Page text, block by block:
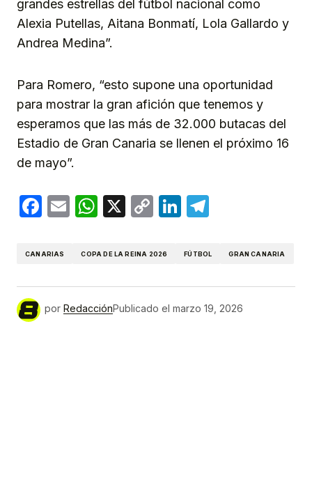
grandes estrellas del fútbol nacional como
Alexia Putellas, Aitana Bonmatí, Lola Gallardo y
Andrea Medina”.
Para Romero, “esto supone una oportunidad
para mostrar la gran afición que tenemos y
esperamos que las más de 32.000 butacas del
Estadio de Gran Canaria se llenen el próximo 16
de mayo”.
Facebook
EmailWhatsApp
X
CopyLinkedIn
CANARIAS COPA DE LA REINA 2026 FÚTBOL GRAN CANARIA
por RedacciónPublicado el marzo 19, 2026